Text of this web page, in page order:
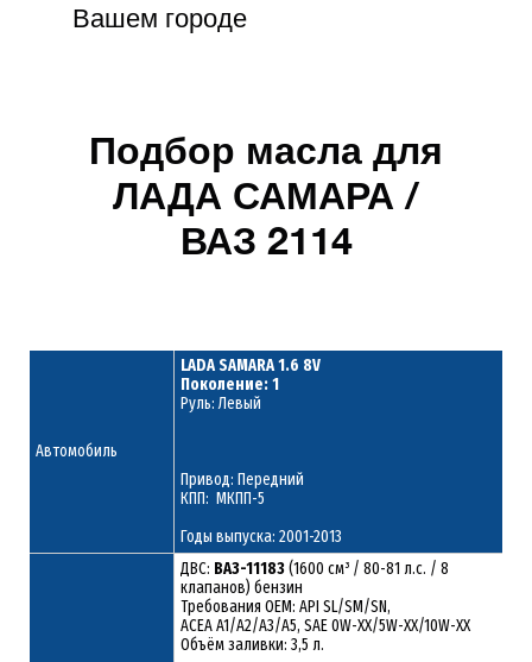
Вашем городе
Подбор масла для
ЛАДА САМАРА /
ВАЗ 2114
Автомобиль
LADA SAMARA 1.6 8V
Поколение: 1
Руль: Левый
Привод: Передний
КПП: МКПП-5
Годы выпуска: 2001-2013
ДВС: ВАЗ-11183(1600 см³ / 80-81 л.с. / 8
клапанов) бензин
Требования ОЕМ: API SL/SM/SN,
ACEA A1/A2/A3/A5, SAE 0W-XX/5W-XX/10W-XX
Объём заливки: 3,5 л.